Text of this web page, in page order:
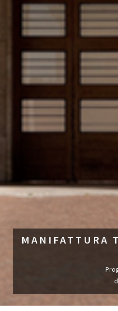
MANIFATTURA